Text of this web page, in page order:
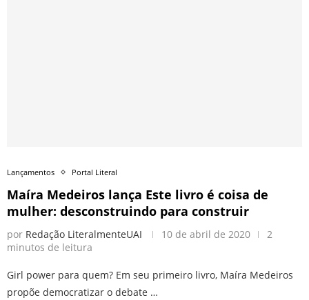
Lançamentos Portal Literal
Maíra Medeiros lança Este livro é coisa de
mulher: desconstruindo para construir
por Redação LiteralmenteUAI 10 de abril de 2020
2
minutos de leitura
Girl power para quem? Em seu primeiro livro, Maíra Medeiros
propõe democratizar o debate …